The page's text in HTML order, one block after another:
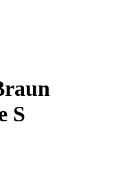
S